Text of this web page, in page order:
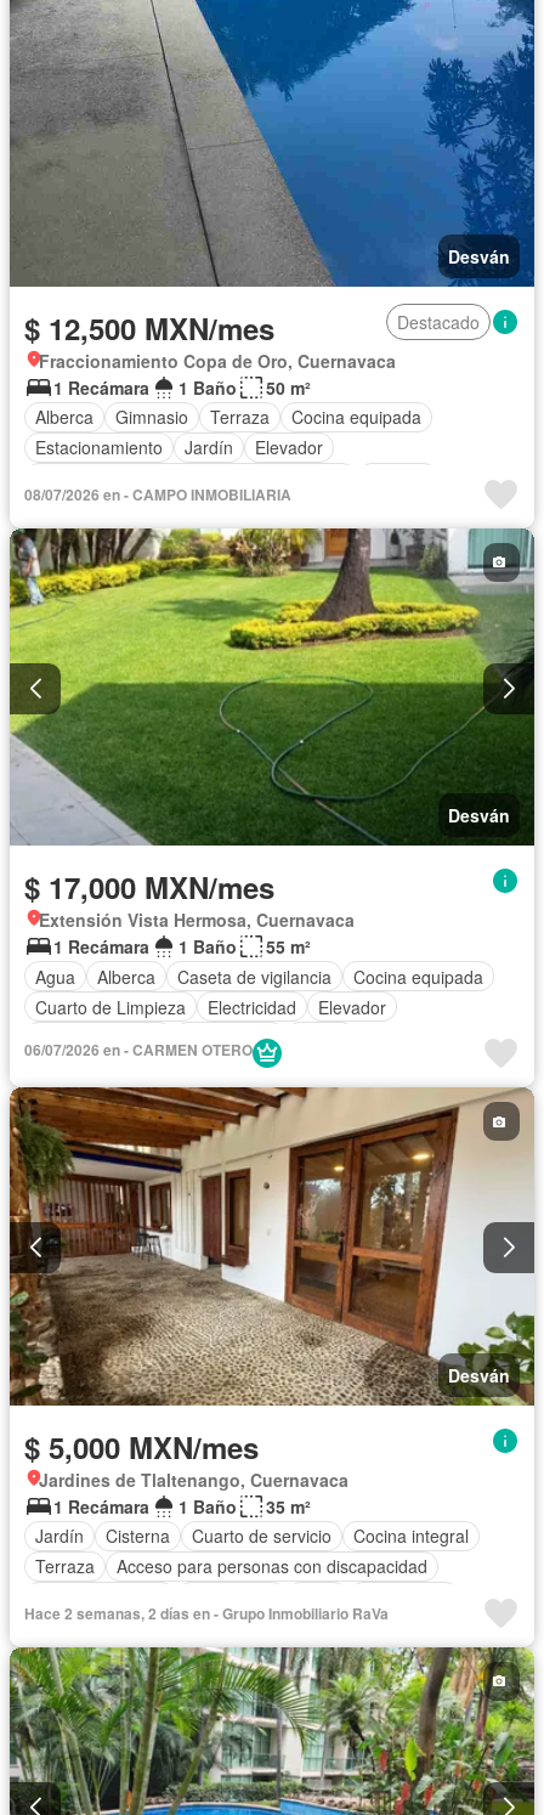
Desván
$ 12,500 MXN/mes
Destacado
Fraccionamiento Copa de Oro, Cuernavaca
1 Recámara
1 Baño
50 m²
Alberca
Gimnasio Terraza
Cocina equipada
Estacionamiento
Jardín
Elevador
Circuito cerrado de televisión
Seguridad
Caseta de vigilancia
Wifi
08/07/2026 en - CAMPO INMOBILIARIA
Desván
$ 17,000 MXN/mes
Extensión Vista Hermosa, Cuernavaca
1 Recámara
1 Baño
55 m²
Agua
Alberca Caseta de vigilancia
Cocina equipada
Cuarto de Limpieza
Electricidad
Elevador
Gas natural
Sala polivalente
Terraza
Completamente amueblado
06/07/2026 en - CARMEN OTERO
Desván
$ 5,000 MXN/mes
Jardines de Tlaltenango, Cuernavaca
1 Recámara
1 Baño
35 m²
Jardín
Cisterna Cuarto de servicio
Cocina integral
Terraza
Acceso para personas con discapacidad
Televisión por cable
Zonas verdes
Recámara con closet
Wifi
Internet
Cuarto de Limpieza
Parcialmente amueblado
Hace 2 semanas, 2 días en - Grupo Inmobiliario RaVa